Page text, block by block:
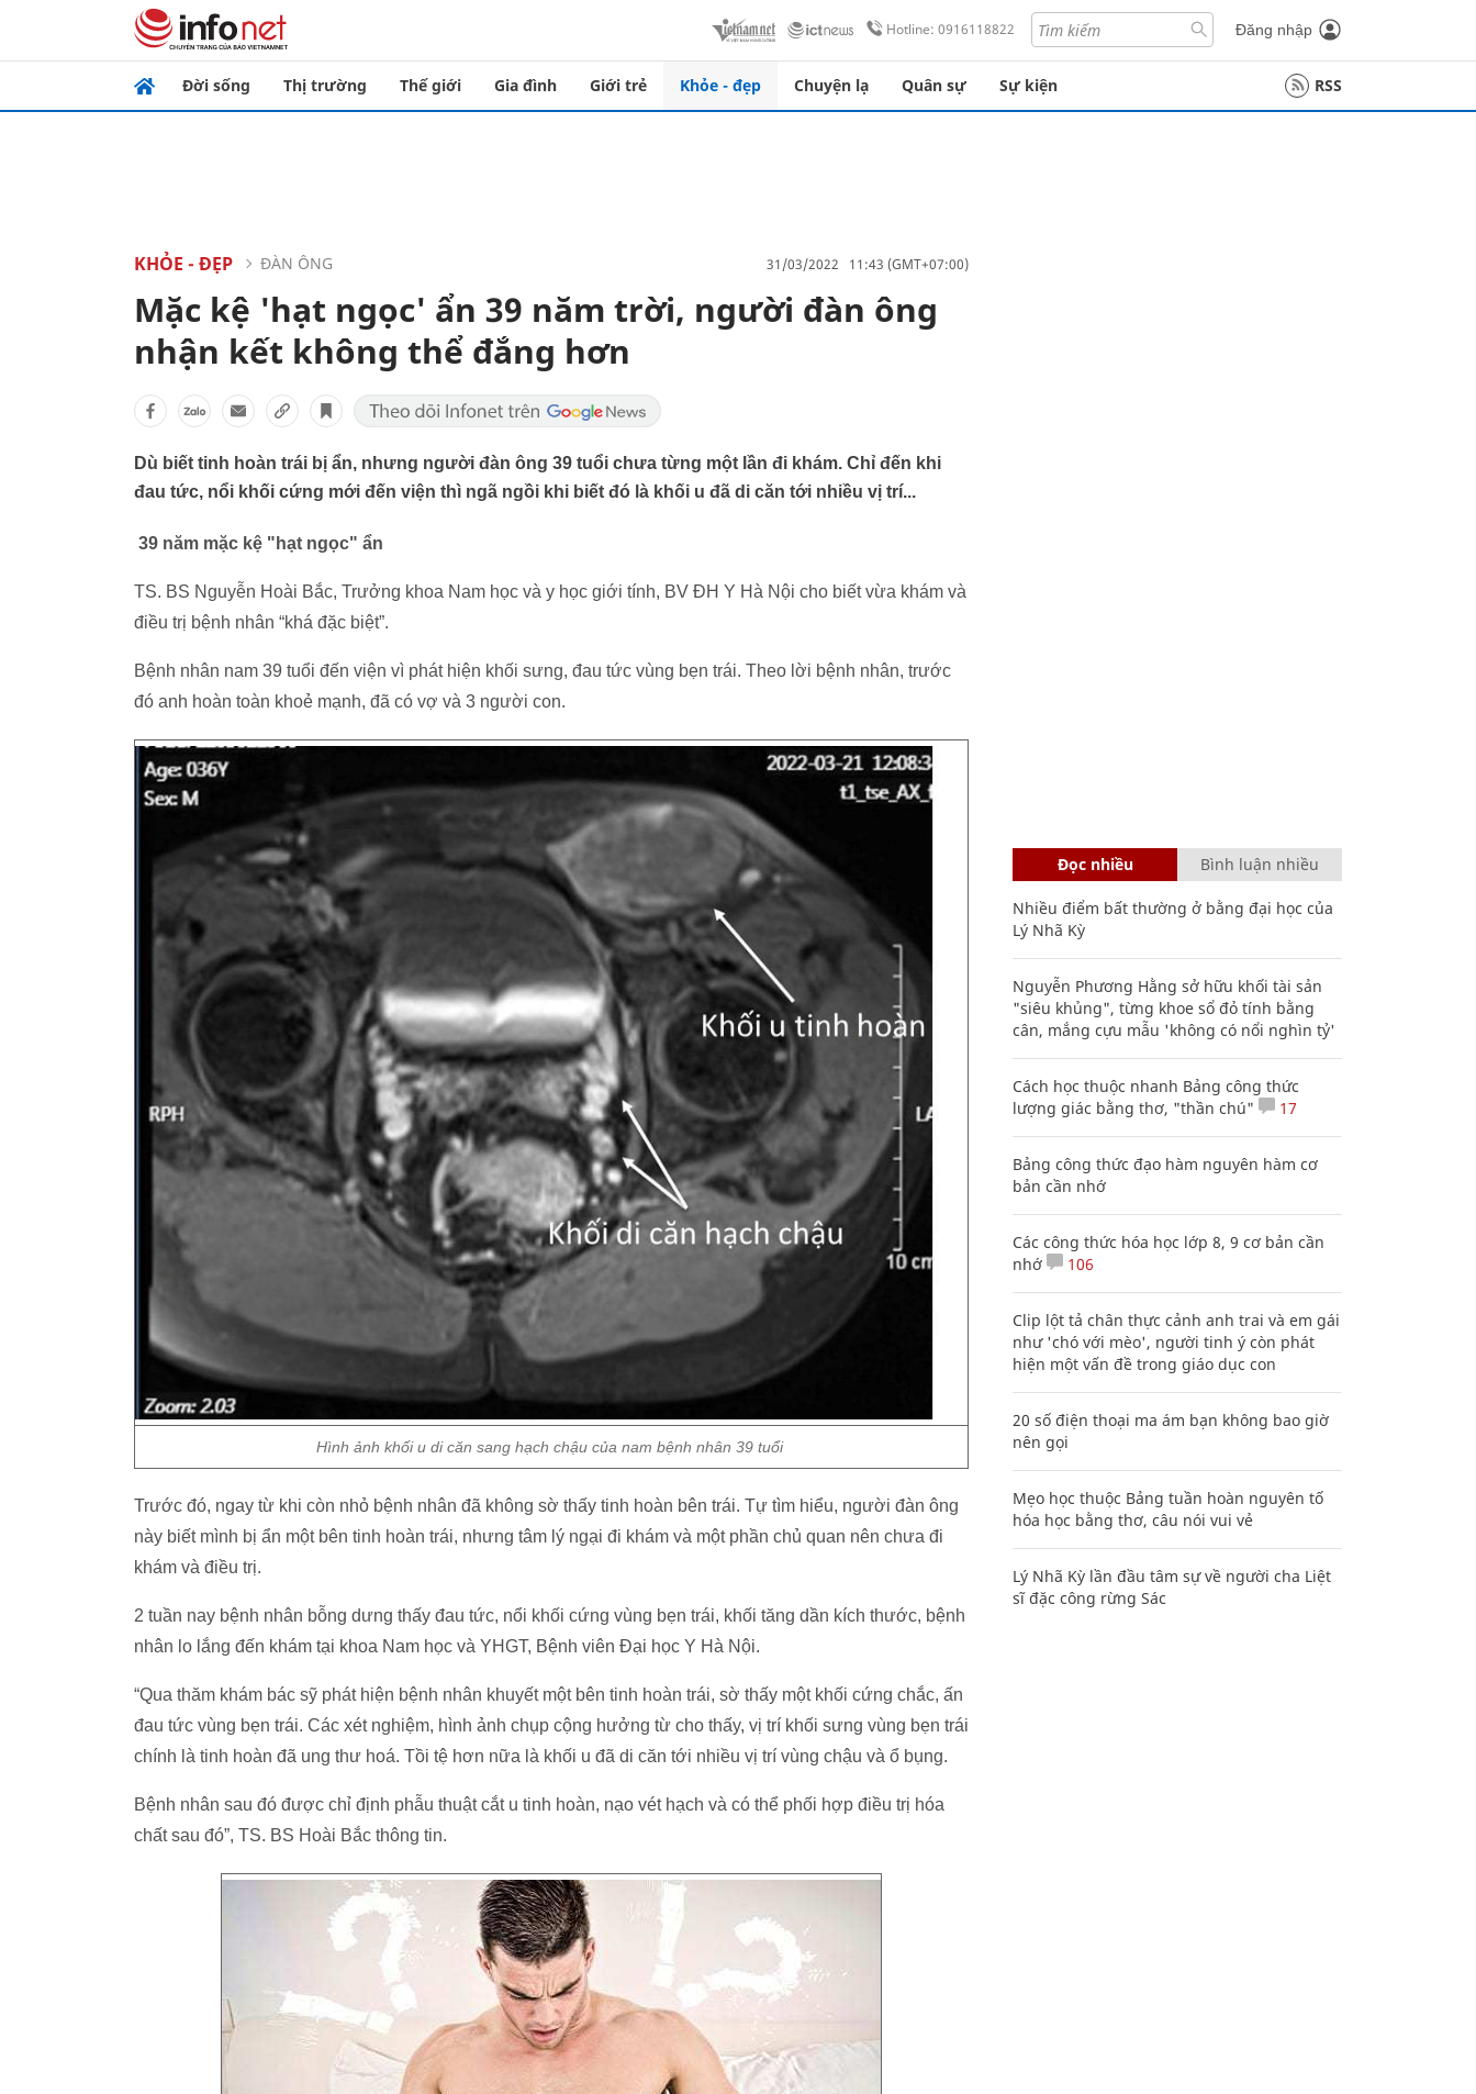
Hotline: 0916118822 Đăng nhập
Đời sống Thị trường Thế giới Gia đình Giới trẻ Khỏe - đẹp Chuyện lạ Quân sự Sự kiện RSS
KHỎE - ĐẸP ĐÀN ÔNG 31/03/2022 11:43 (GMT+07:00)
Mặc kệ 'hạt ngọc' ẩn 39 năm trời, người đàn ông
nhận kết không thể đắng hơn
Dù biết tinh hoàn trái bị ẩn, nhưng người đàn ông 39 tuổi chưa từng một lần đi khám. Chỉ đến khi
đau tức, nổi khối cứng mới đến viện thì ngã ngồi khi biết đó là khối u đã di căn tới nhiều vị trí...
39 năm mặc kệ "hạt ngọc" ẩn
TS. BS Nguyễn Hoài Bắc, Trưởng khoa Nam học và y học giới tính, BV ĐH Y Hà Nội cho biết vừa khám và
điều trị bệnh nhân “khá đặc biệt”.
Bệnh nhân nam 39 tuổi đến viện vì phát hiện khối sưng, đau tức vùng bẹn trái. Theo lời bệnh nhân, trước
đó anh hoàn toàn khoẻ mạnh, đã có vợ và 3 người con.
Hình ảnh khối u di căn sang hạch chậu của nam bệnh nhân 39 tuổi
Trước đó, ngay từ khi còn nhỏ bệnh nhân đã không sờ thấy tinh hoàn bên trái. Tự tìm hiểu, người đàn ông
này biết mình bị ẩn một bên tinh hoàn trái, nhưng tâm lý ngại đi khám và một phần chủ quan nên chưa đi
khám và điều trị.
2 tuần nay bệnh nhân bỗng dưng thấy đau tức, nổi khối cứng vùng bẹn trái, khối tăng dần kích thước, bệnh
nhân lo lắng đến khám tại khoa Nam học và YHGT, Bệnh viên Đại học Y Hà Nội.
“Qua thăm khám bác sỹ phát hiện bệnh nhân khuyết một bên tinh hoàn trái, sờ thấy một khối cứng chắc, ấn
đau tức vùng bẹn trái. Các xét nghiệm, hình ảnh chụp cộng hưởng từ cho thấy, vị trí khối sưng vùng bẹn trái
chính là tinh hoàn đã ung thư hoá. Tồi tệ hơn nữa là khối u đã di căn tới nhiều vị trí vùng chậu và ổ bụng.
Bệnh nhân sau đó được chỉ định phẫu thuật cắt u tinh hoàn, nạo vét hạch và có thể phối hợp điều trị hóa
chất sau đó”, TS. BS Hoài Bắc thông tin.
Đọc nhiều Bình luận nhiều
Nhiều điểm bất thường ở bằng đại học của
Lý Nhã Kỳ
Nguyễn Phương Hằng sở hữu khối tài sản
"siêu khủng", từng khoe sổ đỏ tính bằng
cân, mắng cựu mẫu 'không có nổi nghìn tỷ'
Cách học thuộc nhanh Bảng công thức
lượng giác bằng thơ, "thần chú"
17
Bảng công thức đạo hàm nguyên hàm cơ
bản cần nhớ
Các công thức hóa học lớp 8, 9 cơ bản cần
nhớ
106
Clip lột tả chân thực cảnh anh trai và em gái
như 'chó với mèo', người tinh ý còn phát
hiện một vấn đề trong giáo dục con
20 số điện thoại ma ám bạn không bao giờ
nên gọi
Mẹo học thuộc Bảng tuần hoàn nguyên tố
hóa học bằng thơ, câu nói vui vẻ
Lý Nhã Kỳ lần đầu tâm sự về người cha Liệt
sĩ đặc công rừng Sác